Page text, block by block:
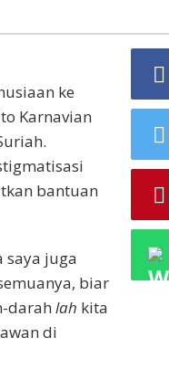
ke
Karnavian
bantuan
saya juga
biar
darah lah kita
di